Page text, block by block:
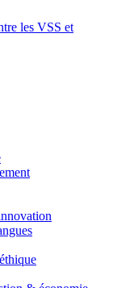
les VSS et